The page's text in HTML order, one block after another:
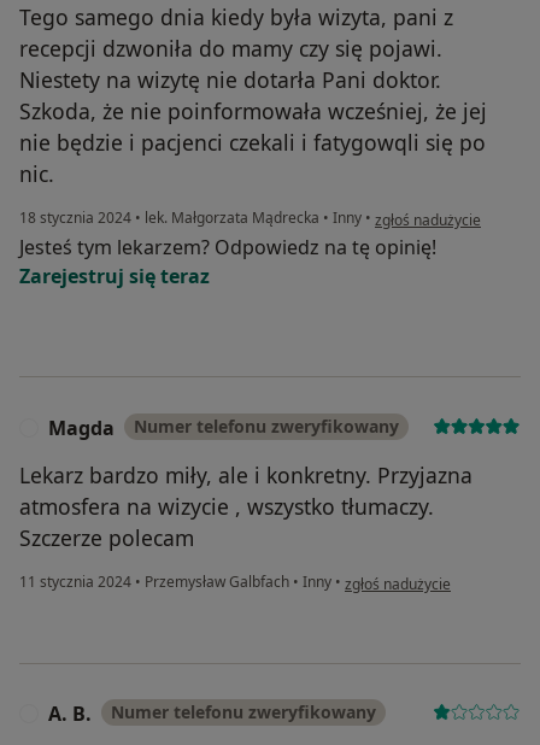
Tego samego dnia kiedy była wizyta, pani z
recepcji dzwoniła do mamy czy się pojawi.
Niestety na wizytę nie dotarła Pani doktor.
Szkoda, że nie poinformowała wcześniej, że jej
nie będzie i pacjenci czekali i fatygowqli się po
nic.
18 stycznia 2024 • lek. Małgorzata Mądrecka • Inny • w opinii użytkownika I
zgłoś nadużycie
Jesteś tym lekarzem? Odpowiedz na tę opinię!
Zarejestruj się teraz
Magda Numer telefonu zweryfikowany
Lekarz bardzo miły, ale i konkretny. Przyjazna
atmosfera na wizycie , wszystko tłumaczy.
Szczerze polecam
11 stycznia 2024 • Przemysław Galbfach • Inny • w opinii użytkownika Magda
zgłoś nadużycie
A. B. Numer telefonu zweryfikowany